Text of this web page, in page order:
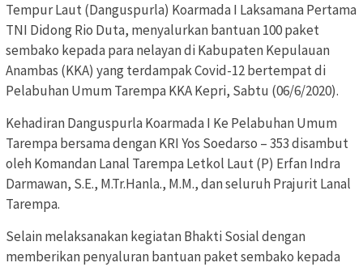
Tempur Laut (Danguspurla) Koarmada I Laksamana Pertama
TNI Didong Rio Duta, menyalurkan bantuan 100 paket
sembako kepada para nelayan di Kabupaten Kepulauan
Anambas (KKA) yang terdampak Covid-12 bertempat di
Pelabuhan Umum Tarempa KKA Kepri, Sabtu (06/6/2020).
Kehadiran Danguspurla Koarmada I Ke Pelabuhan Umum
Tarempa bersama dengan KRI Yos Soedarso – 353 disambut
oleh Komandan Lanal Tarempa Letkol Laut (P) Erfan Indra
Darmawan, S.E., M.Tr.Hanla., M.M., dan seluruh Prajurit Lanal
Tarempa.
Selain melaksanakan kegiatan Bhakti Sosial dengan
memberikan penyaluran bantuan paket sembako kepada